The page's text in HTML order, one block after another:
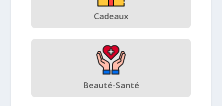
Cadeaux
Beauté-Santé